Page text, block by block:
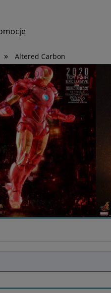
» Altered Carbon